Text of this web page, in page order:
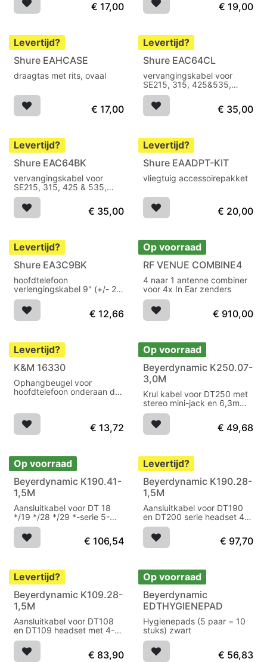
€ 17,00 € 19,00
Levertijd?
Shure EAHCASE
draagtas met rits, ovaal
€ 17,00
Levertijd?
Shure EAC64CL
vervangingskabel voor
SE215, 315, 425&535,
transparant 162cm
€ 35,00
Levertijd?
Shure EAC64BK
vervangingskabel voor
SE215, 315, 425 & 535,
zwart, 162 cm
€ 35,00
Levertijd?
Shure EAADPT-KIT
vliegtuig accessoirepakket
€ 20,00
Levertijd?
Shure EA3C9BK
hoofdtelefoon
verlengingskabel 9" (+/- 20
cm), zwart
€ 12,66
Op voorraad
RF VENUE COMBINE4
4 naar 1 antenne combiner
voor 4x In Ear zenders
€ 910,00
Levertijd?
K&M 16330
Ophangbeugel voor
hoofdtelefoon onderaan de
€ 13,72
Op voorraad
Beyerdynamic K250.07-
3,0M
Krul kabel voor DT250 met
stereo mini-jack en 6,3mm
adapter
€ 49,68
Op voorraad
Beyerdynamic K190.41-
1,5M
Aansluitkabel voor DT 18
*/19 */28 */29 *-serie 5-
polige XLR
€ 106,54
Levertijd?
Beyerdynamic K190.28-
1,5M
Aansluitkabel voor DT190
en DT200 serie headset 4-
polig XLR
€ 97,70
Levertijd?
Beyerdynamic K109.28-
1,5M
Aansluitkabel voor DT108
en DT109 headset met 4-
polige XLR
€ 83,90
Op voorraad
Beyerdynamic
EDTHYGIENEPAD
Hygienepads (5 paar = 10
stuks) zwart
€ 56,83